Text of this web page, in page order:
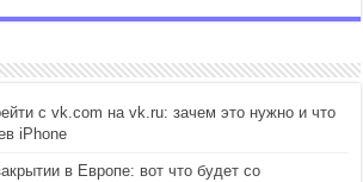
с vk.com на vk.ru: зачем это нужно и что
iPhone
в Европе: вот что будет со